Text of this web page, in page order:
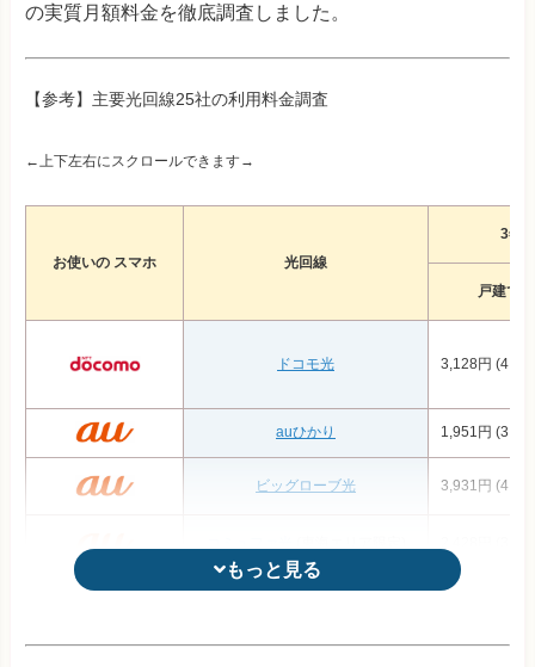
の実質月額料金を徹底調査しました。
【参考】主要光回線25社の利用料金調査
←上下左右にスクロールできます→
お使いの スマホ 光回線
3年
戸建て
ドコモ光 3,128円
auひかり 1,951円
ビッグローブ光 3,931円
もっと見る
もっと見る